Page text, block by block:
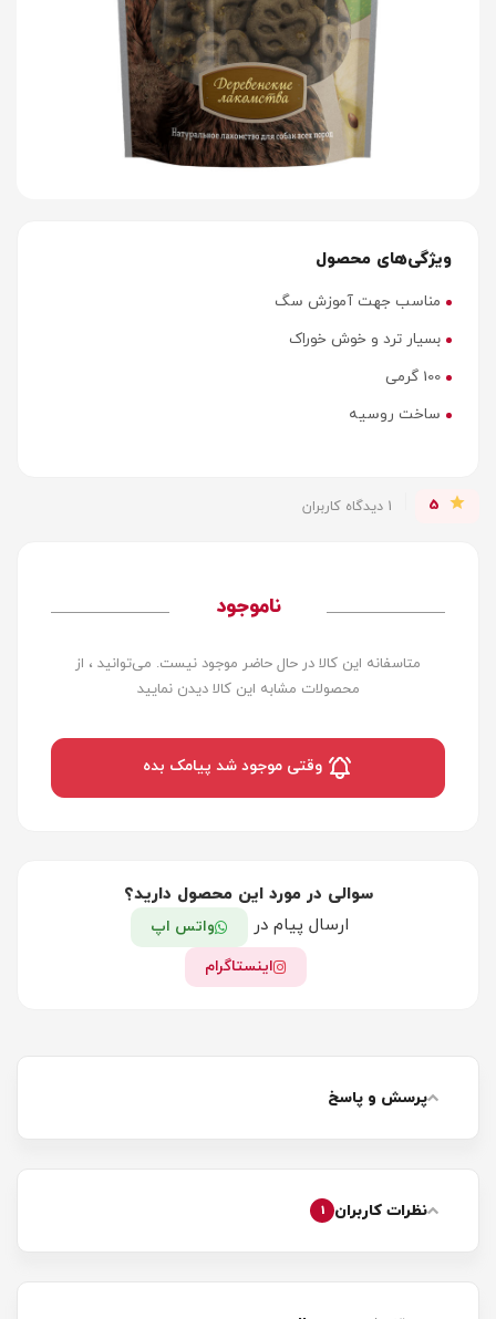
ویژگی‌های محصول
مناسب جهت آموزش سگ
بسیار ترد و خوش خوراک
100 گرمی
ساخت روسیه
1 دیدگاه کاربران
ناموجود
متاسفانه این کالا در حال حاضر موجود نیست. می‌توانید ، از
محصولات مشابه این کالا دیدن نمایید
سوالی در مورد این محصول دارید؟
ارسال پیام در
واتس اپ
اینستاگرام
پرسش و پاسخ
نظرات کاربران 1